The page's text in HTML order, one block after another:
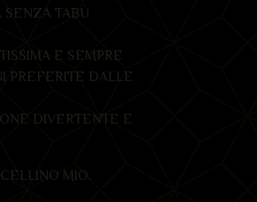
SENZA TABÙ
E SEMPRE
PREFERITE DALLE
DIVERTENTE E
MIO.